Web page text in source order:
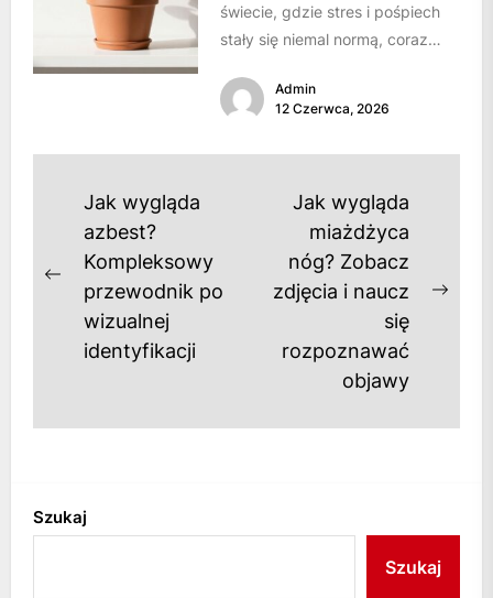
świecie, gdzie stres i pośpiech
stały się niemal normą, coraz
własnego azylu. Dom przestaje...
Admin
12 Czerwca, 2026
Nawigacja
wpisu
Previous
post:
Jak wygląda
azbest?
Kompleksowy
przewodnik po
wizualnej
identyfikacji
Jak wygląda
miażdżyca
nóg? Zobacz
zdjęcia i naucz
się
rozpoznawać
objawy
Szukaj
Szukaj